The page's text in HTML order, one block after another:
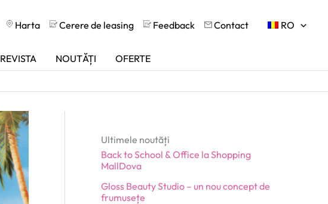
Harta Cerere de leasing Feedback Contact RO
REVISTA NOUTĂȚI OFERTE
Ultimele noutăți
Back to School & Office la Shopping
MallDova
Gloss Beauty Studio – un nou concept de
frumusețe